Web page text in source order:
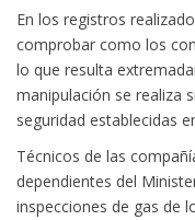
En los registros
comprobar como los
lo que resulta
manipulación se realiza
seguridad establecidas
Técnicos de las
dependientes del
inspecciones de gas de